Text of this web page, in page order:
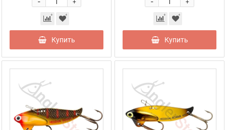
+
Купить
+
Купить